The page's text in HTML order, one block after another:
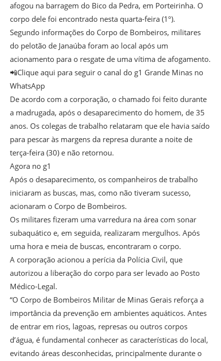
afogou na barragem do Bico da Pedra, em Porteirinha. O
corpo dele foi encontrado nesta quarta-feira (1º).
Segundo informações do Corpo de Bombeiros, militares
do pelotão de Janaúba foram ao local após um
acionamento para o resgate de uma vítima de afogamento.
📲Clique aqui para seguir o canal do g1 Grande Minas no
WhatsApp
De acordo com a corporação, o chamado foi feito durante
a madrugada, após o desaparecimento do homem, de 35
anos. Os colegas de trabalho relataram que ele havia saído
para pescar às margens da represa durante a noite de
terça-feira (30) e não retornou.
Agora no g1
Após o desaparecimento, os companheiros de trabalho
iniciaram as buscas, mas, como não tiveram sucesso,
acionaram o Corpo de Bombeiros.
Os militares fizeram uma varredura na área com sonar
subaquático e, em seguida, realizaram mergulhos. Após
uma hora e meia de buscas, encontraram o corpo.
A corporação acionou a perícia da Polícia Civil, que
autorizou a liberação do corpo para ser levado ao Posto
Médico-Legal.
“O Corpo de Bombeiros Militar de Minas Gerais reforça a
importância da prevenção em ambientes aquáticos. Antes
de entrar em rios, lagoas, represas ou outros corpos
d’água, é fundamental conhecer as características do local,
evitando áreas desconhecidas, principalmente durante o